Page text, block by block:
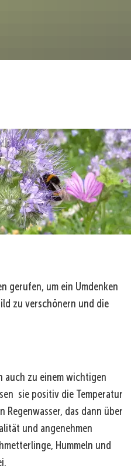
gerufen, um ein Umdenken
zu verschönern und die
auch zu einem wichtigen
sie positiv die Temperatur
das dann über
und angenehmen
Hummeln und